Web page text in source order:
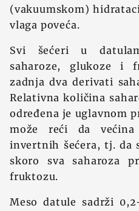
(vakuumskom)
vlaga poveća.
Svi šećeri u
saharoze, glukoze i
zadnja dva derivati
Relativna količina
određena je uglavnom
može reći da
invertnih šećera, tj. da
skoro sva saharoza
fruktozu.
Meso datule sadrži